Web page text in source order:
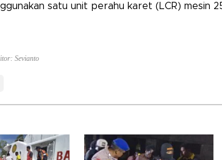
satu unit perahu karet (LCR) mesin
Sevianto